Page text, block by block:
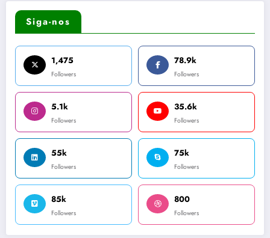
Siga-nos
1,475
Followers
78.9k
Followers
5.1k
Followers
35.6k
Followers
55k
Followers
75k
Followers
85k
Followers
800
Followers